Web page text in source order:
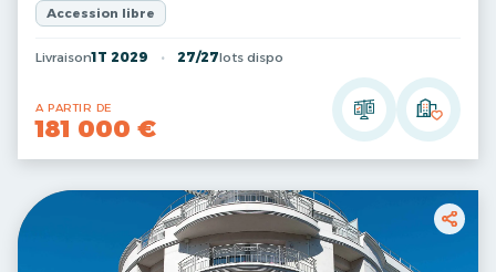
Accession libre
Livraison1T 2029 27/27lots dispo
A PARTIR DE
181 000 €